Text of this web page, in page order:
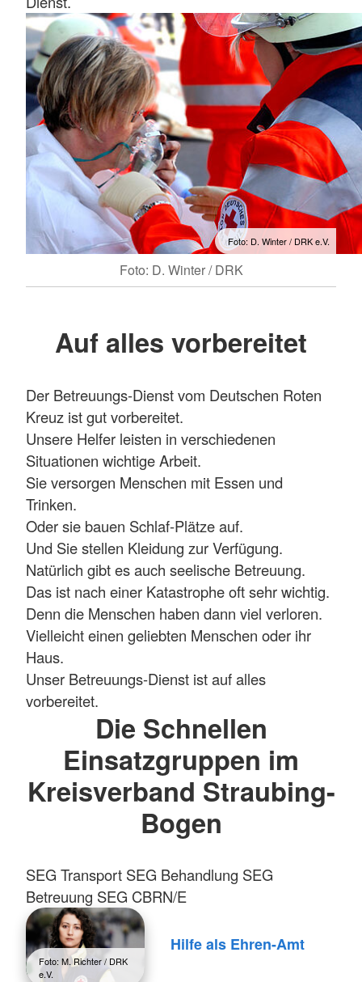
Foto: D. Winter / DRK e.V.
Foto: D. Winter / DRK
Auf alles vorbereitet
Der Betreuungs-Dienst vom Deutschen Roten
Kreuz ist gut vorbereitet.
Unsere Helfer leisten in verschiedenen
Situationen wichtige Arbeit.
Sie versorgen Menschen mit Essen und
Trinken.
Oder sie bauen Schlaf-Plätze auf.
Und Sie stellen Kleidung zur Verfügung.
Natürlich gibt es auch seelische Betreuung.
Das ist nach einer Katastrophe oft sehr wichtig.
Denn die Menschen haben dann viel verloren.
Vielleicht einen geliebten Menschen oder ihr
Haus.
Unser Betreuungs-Dienst ist auf alles
vorbereitet.
Die Schnellen
Einsatzgruppen im
Kreisverband Straubing-
Bogen
SEG Transport SEG Behandlung SEG
Betreuung SEG CBRN/E
Foto: M. Richter / DRK
e.V.
Hilfe als Ehren-Amt